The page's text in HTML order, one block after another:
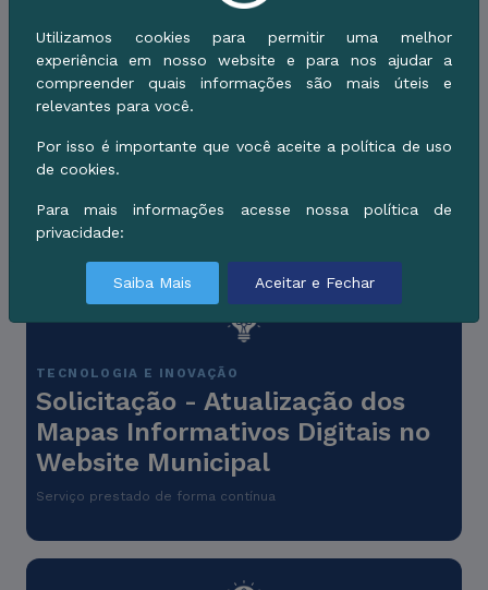
TECNOLOGIA E INOVAÇÃO
Solicitação - Criação e/ou
Atualização Webmail Municipal
Serviço de email oficial do Município de Corumbá, acessado
dominio @corumba.ms.gov.br
TECNOLOGIA E INOVAÇÃO
Solicitação - Atualização dos
Mapas Informativos Digitais no
Website Municipal
Serviço prestado de forma contínua
Utilizamos cookies para permitir uma melhor
experiência em nosso website e para nos ajudar a
compreender quais informações são mais úteis e
relevantes para você.
Por isso é importante que você aceite a política de uso
de cookies.
Para mais informações acesse nossa política de
privacidade:
Saiba Mais Aceitar e Fechar